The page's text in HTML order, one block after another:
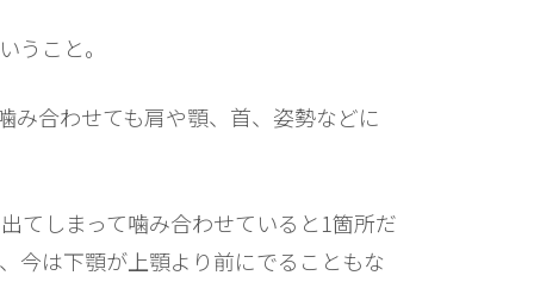
うこと。
み合わせても肩や顎、首、姿勢などに
てしまって噛み合わせていると1箇所だ
今は下顎が上顎より前にでることもな